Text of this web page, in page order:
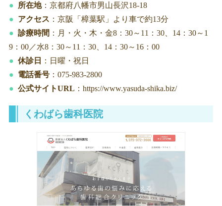
所在地：京都府八幡市男山長沢18-18
アクセス ：京阪「樟葉駅」より車で約13分
診療時間 ：月・火・木・金8：30～11：30、14：30～1
9：00／水8：30～11：30、14：30～16：00
休診日
：日曜・祝日
電話番号 ：075-983-2800
公式サイトURL ：https://www.yasuda-shika.biz/
くわばら歯科医院